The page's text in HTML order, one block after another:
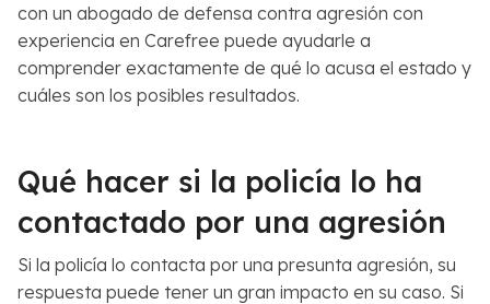
a
n
a
*
o
*
con un abogado de defensa contra agresión con
experiencia en Carefree puede ayudarle a
comprender exactamente de qué lo acusa el estado y
cuáles son los posibles resultados.
Qué hacer si la policía lo ha
contactado por una agresión
Si la policía lo contacta por una presunta agresión, su
respuesta puede tener un gran impacto en su caso. Si